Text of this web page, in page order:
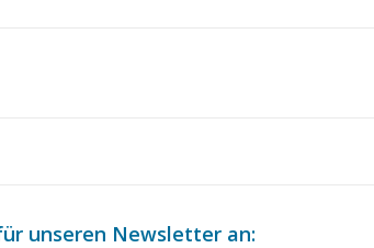
unseren Newsletter an: